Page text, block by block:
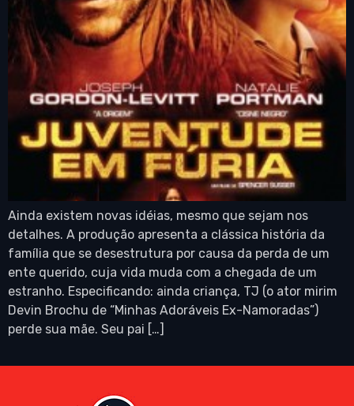
Ainda existem novas idéias, mesmo que sejam nos
detalhes. A produção apresenta a clássica história da
família que se desestrutura por causa da perda de um
ente querido, cuja vida muda com a chegada de um
estranho. Especificando: ainda criança, TJ (o ator mirim
Devin Brochu de “Minhas Adoráveis Ex-Namoradas”)
perde sua mãe. Seu pai […]